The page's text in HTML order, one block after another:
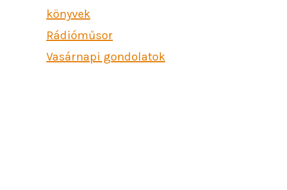
könyvek
Rádióműsor
Vasárnapi gondolatok